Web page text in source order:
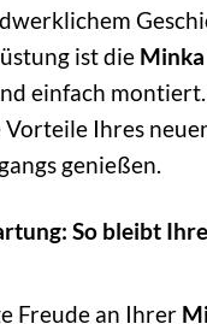
ist die
einfach montiert.
Vorteile Ihres
genießen.
So bleibt
Freude an Ihrer